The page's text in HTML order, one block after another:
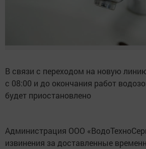
В связи с переходом на новую
с 08:00 и до окончания работ
будет приостановлено
Администрация ООО
извинения за доставленные